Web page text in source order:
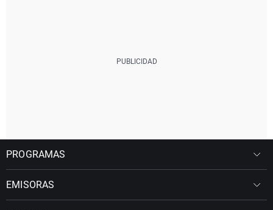
PROGRAMAS
EMISORAS